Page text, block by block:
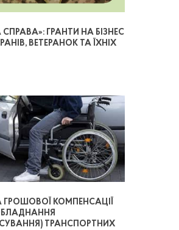
ГРАНТИ НА БІЗНЕС
ВЕТЕРАНОК ТА ЇХНІХ
ГРОШОВОЇ КОМПЕНСАЦІЇ
ТРАНСПОРТНИХ